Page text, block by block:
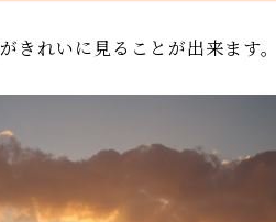
きれいに見ることが出来ます。